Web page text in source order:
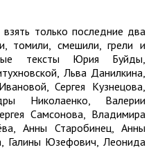
только последние два
томили, смешили, грели и
тексты Юрия Буйды,
Льва Данилкина,
Сергея Кузнецова,
Николаенко, Валерии
Самсонова, Владимира
Анны Старобинец, Анны
Галины Юзефович, Леонида